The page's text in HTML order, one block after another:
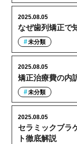
なぜ歯列矯正で
2025.08.05
未分類
矯正治療費の内
2025.08.05
未分類
セラミックブラ
ト徹底解説
2025.08.05